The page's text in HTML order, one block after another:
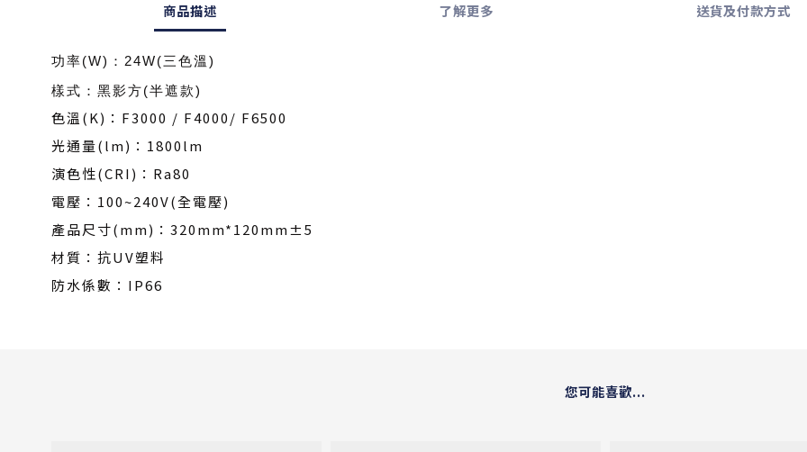
商品描述 了解更多 送貨及付款方式
功率(W)：24W(三色溫)
樣式： 黑影方(半遮款)
色溫(K)：F3000 / F4000/ F6500
光通量(lm)：1800lm
演色性(CRI)：Ra80
電壓：100~240V(全電壓)
產品尺寸(mm)：320mm*120mm±5
材質：抗UV塑料
防水係數：IP66
您可能喜歡...